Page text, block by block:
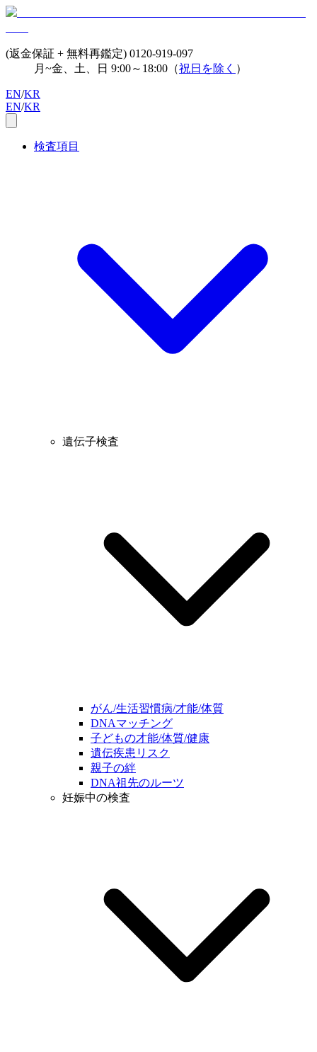
(返金保証 + 無料再鑑定) 0120-919-097
月~金、土、日 9:00～18:00（祝日を除く ）
EN/KR
EN/KR
検査項目
遺伝子検査
がん/生活習慣病/才能/体質
DNAマッチング
子どもの才能/体質/健康
遺伝疾患リスク
親子の絆
DNA祖先のルーツ
妊娠中の検査